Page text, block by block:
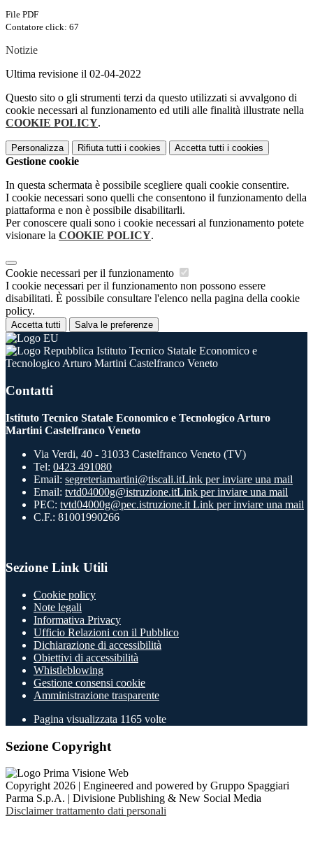
File PDF
Contatore click: 67
Notizie
Ultima revisione il 02-04-2022
Questo sito o gli strumenti terzi da questo utilizzati si avvalgono di
cookie necessari al funzionamento ed utili alle finalità illustrate nella
COOKIE POLICY.
Personalizza Rifiuta tutti i cookies Accetta tutti i cookies
Gestione cookie
In questa schermata è possibile scegliere quali cookie consentire.
I cookie necessari sono quelli che consentono il funzionamento della
piattaforma e non è possibile disabilitarli.
Per conoscere quali sono i cookie necessari al funzionamento potete
visionare la COOKIE POLICY.
Cookie necessari per il funzionamento
I cookie necessari per il funzionamento non possono essere
disabilitati. È possibile consultare l'elenco nella pagina della cookie
policy.
Accetta tutti Salva le preferenze
Istituto Tecnico Statale Economico e
Tecnologico Arturo Martini Castelfranco Veneto
Contatti
Istituto Tecnico Statale Economico e Tecnologico Arturo
Martini Castelfranco Veneto
Via Verdi, 40 - 31033 Castelfranco Veneto (TV)
Tel: 0423 491080
Email: segreteriamartini@tiscali.itLink per inviare una mail
Email: tvtd04000g@istruzione.itLink per inviare una mail
PEC: tvtd04000g@pec.istruzione.it Link per inviare una mail
C.F.: 81001990266
Sezione Link Utili
Cookie policy
Note legali
Informativa Privacy
Ufficio Relazioni con il Pubblico
Dichiarazione di accessibilità
Obiettivi di accessibilità
Whistleblowing
Gestione consensi cookie
Amministrazione trasparente
Pagina visualizzata 1165 volte
Sezione Copyright
Copyright 2026 | Engineered and powered by Gruppo Spaggiari
Parma S.p.A. | Divisione Publishing & New Social Media
Disclaimer trattamento dati personali